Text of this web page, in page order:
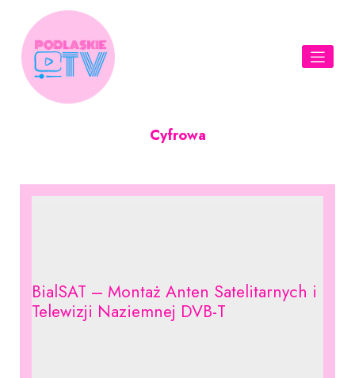
content
Cyfrowa
BialSAT – Montaż Anten Satelitarnych i
Telewizji Naziemnej DVB-T